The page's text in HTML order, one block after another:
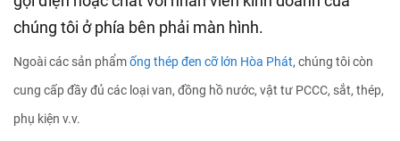
chúng tôi ở phía bên phải màn hình.
Ngoài các sản phẩmống thép đen cỡ lớn Hòa Phát, chúng tôi còn
cung cấp đầy đủ các loại van, đồng hồ nước, vật tư PCCC, sắt, thép,
phụ kiện v.v.